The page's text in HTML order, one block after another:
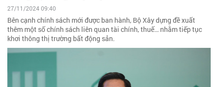
27/11/2024 09:40
Bên cạnh chính sách mới được ban hành, Bộ Xây dựng đề xuất
thêm một số chính sách liên quan tài chính, thuế… nhằm tiếp tục
khơi thông thị trường bất động sản.